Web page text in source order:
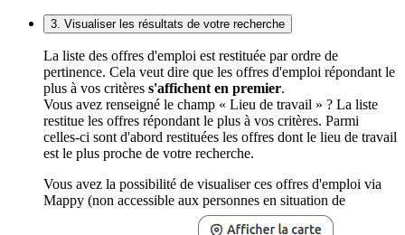
3. Visualiser les résultats de votre recherche
La liste des offres d'emploi est restituée par ordre de
pertinence. Cela veut dire que les offres d'emploi répondant le
plus à vos critères s'affichent en premier.
Vous avez renseigné le champ « Lieu de travail » ? La liste
restitue les offres répondant le plus à vos critères. Parmi
celles-ci sont d'abord restituées les offres dont le lieu de travail
est le plus proche de votre recherche.
Vous avez la possibilité de visualiser ces offres d'emploi via
Mappy (non accessible aux personnes en situation de